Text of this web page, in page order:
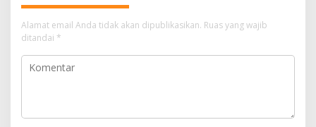
Alamat email Anda tidak akan dipublikasikan. Ruas yang wajib
ditandai *